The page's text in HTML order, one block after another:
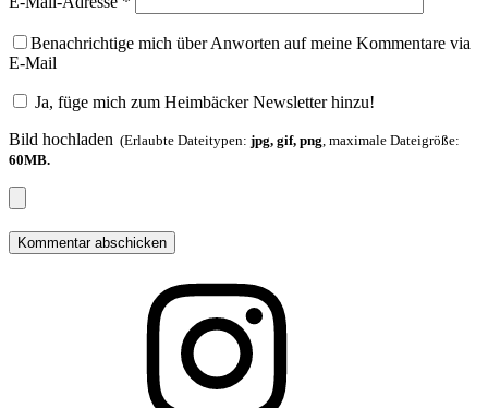
Benachrichtige mich über Anworten auf meine Kommentare via
E-Mail
Ja, füge mich zum Heimbäcker Newsletter hinzu!
Bild hochladen (Erlaubte Dateitypen: jpg, gif, png, maximale Dateigröße:
60MB.